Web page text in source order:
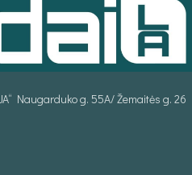
Naugarduko g. 55A/ Žemaitės g. 26